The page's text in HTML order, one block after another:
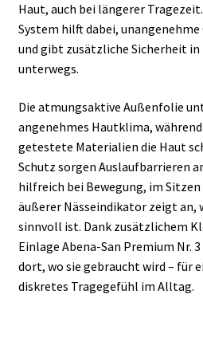
Haut, auch bei längerer
System hilft dabei, unangenehme
und gibt zusätzliche Sicherheit
unterwegs.
Die atmungsaktive Außenfolie
angenehmes Hautklima,
getestete Materialien die Haut
Schutz sorgen Auslaufbarrieren
hilfreich bei Bewegung, im Sitzen
äußerer Nässeindikator zeigt an,
sinnvoll ist. Dank zusätzlichem
Einlage Abena-San Premium Nr.
dort, wo sie gebraucht wird – für
diskretes Tragegefühl im Alltag.